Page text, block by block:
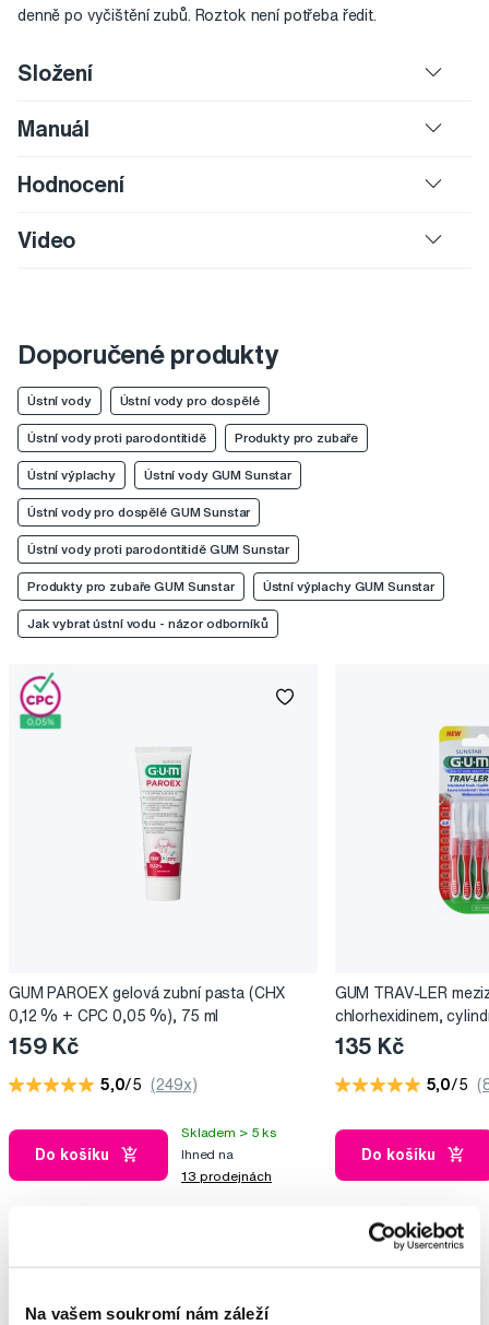
Na vašem soukromí nám záleží
denně po vyčištění zubů. Roztok není potřeba ředit.
Složení
Manuál
Hodnocení
Video
Doporučené produkty
Ústní vody Ústní vody pro dospělé
Ústní vody proti parodontitidě Produkty pro zubaře
Ústní výplachy Ústní vody GUM Sunstar
Ústní vody pro dospělé GUM Sunstar
Ústní vody proti parodontitidě GUM Sunstar
Produkty pro zubaře GUM Sunstar Ústní výplachy GUM Sunstar
Jak vybrat ústní vodu - názor odborníků
GUM PAROEX gelová zubní pasta (CHX
0,12 % + CPC 0,05 %), 75 ml
159 Kč
5,0/5 (249x)
Do košíku
Skladem > 5 ks
Ihned na
13 prodejnách
GUM TRAV-LER
chlorhexidinem,
6 ks
135 Kč
5,0/5
Do košíku
Vybrané dotazy a články